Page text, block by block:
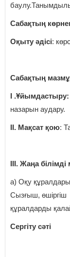
Сабақтың
Оқыту әдісі:
Сабақтың
І .Ұйымдастыру:
назарын аудару.
ІІ. Мақсат қою:
ІІІ. Жаңа
а) Оқу
Сызғыш,
құралдарды
Сергіту сәті